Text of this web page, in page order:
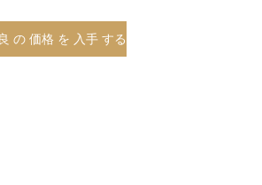
の 価格 を 入手 する